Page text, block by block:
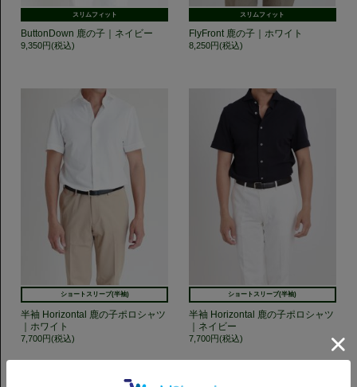
スリムフィット
ButtonDown 鹿の子｜ネイビー
9,350円(税込)
スリムフィット
FlyFront 鹿の子｜ホワイト
8,250円(税込)
ショートスリーブ(半袖)
半袖 Horizontal 鹿の子ポロシャツ
｜ホワイト
7,700円(税込)
ショートスリーブ(半袖)
半袖 Horizontal 鹿の子ポロシャツ
｜ネイビー
7,700円(税込)